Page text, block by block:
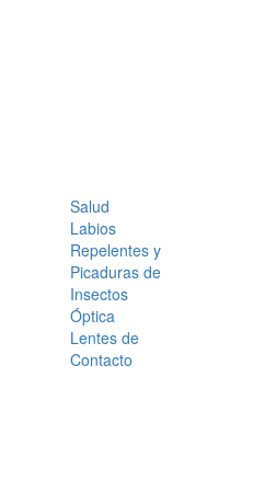
Salud
Labios
Repelentes y
Picaduras de
Insectos
Óptica
Lentes de
Contacto